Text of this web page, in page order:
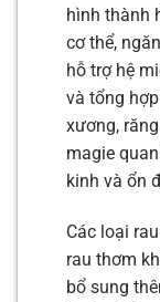
hình thành
cơ thể,
hỗ trợ hệ
và tổng
xương,
magie
kinh và ổn
Các loại
rau thơm
bổ sung